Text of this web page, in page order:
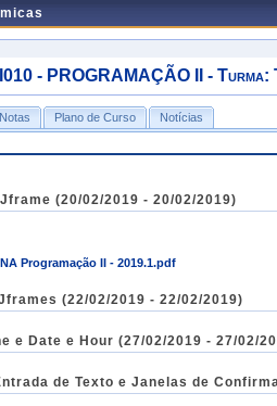
- PROGRAMAÇÃO II - Turma:
Notas Plano de Curso Notícias
(20/02/2019 - 20/02/2019)
Programação II - 2019.1.pdf
(22/02/2019 - 22/02/2019)
e Date e Hour (27/02/2019 - 27/02/
JOptionPane: Mensagens, Entrada de